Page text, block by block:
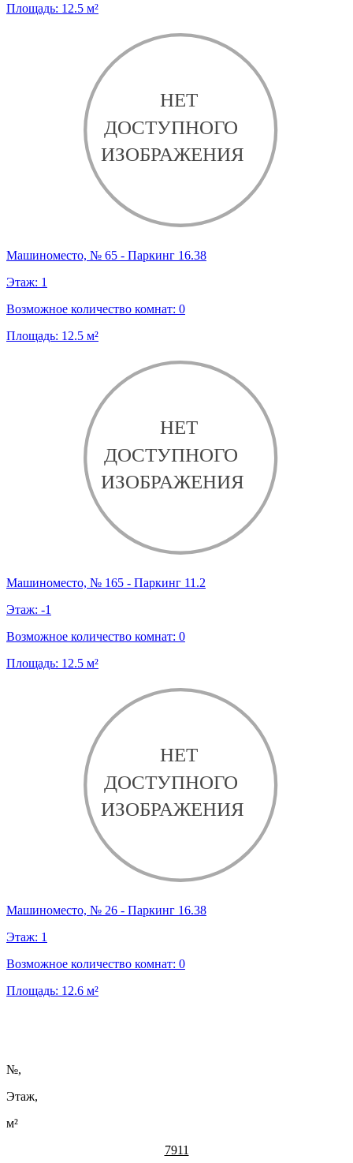
Площадь: 12.5 м²
Машиноместо, № 65 - Паркинг 16.38
Этаж: 1
Возможное количество комнат: 0
Площадь: 12.5 м²
Машиноместо, № 165 - Паркинг 11.2
Этаж: -1
Возможное количество комнат: 0
Площадь: 12.5 м²
Машиноместо, № 26 - Паркинг 16.38
Этаж: 1
Возможное количество комнат: 0
Площадь: 12.6 м²
№,
Этаж,
м²
7911